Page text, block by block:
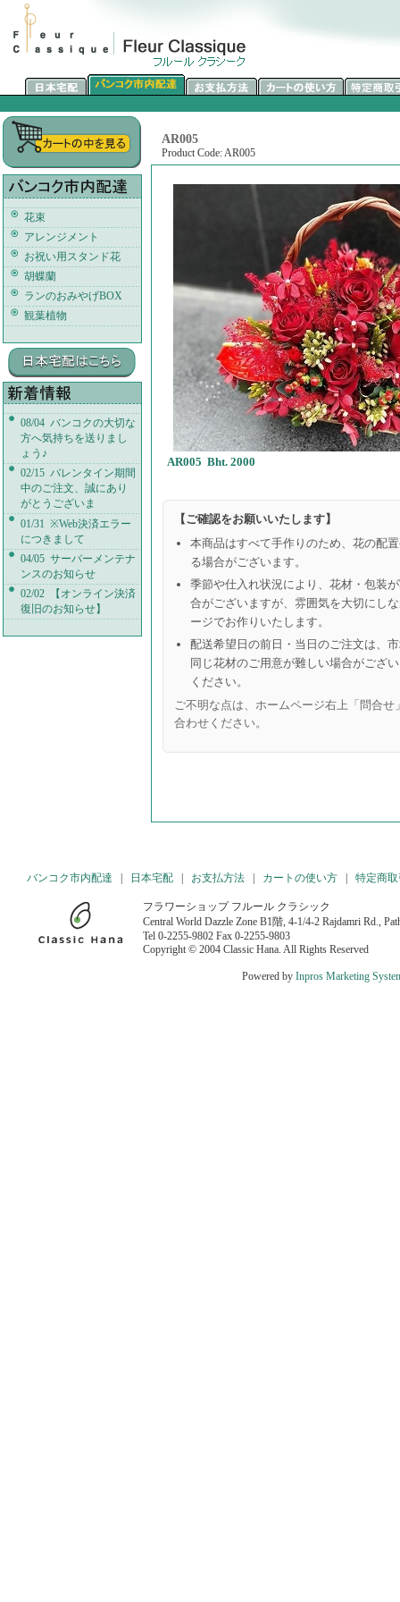
花束
アレンジメント
お祝い用スタンド花
胡蝶蘭
ランのおみやげBOX
観葉植物
08/04 バンコクの大切な
方へ気持ちを送りまし
ょう♪
02/15 バレンタイン期間
中のご注文、誠にあり
がとうございま
01/31 ※Web決済エラー
につきまして
04/05 サーバーメンテナ
ンスのお知らせ
02/02 【オンライン決済
復旧のお知らせ】
AR005
Product Code: AR005
AR005 Bht. 2000
【ご確認をお願いいたします】
本商品はすべて手作りのため、花の配
る場合がございます。
季節や仕入れ状況により、花材・包装
合がございますが、雰囲気を大切にし
ージでお作りいたします。
配送希望日の前日・当日のご注文は、
同じ花材のご用意が難しい場合がござ
ください。
ご不明な点は、ホームページ右上「問合せ
合わせください。
バンコク市内配達 日本宅配 お支払方法 カートの使い方 特定商
フラワーショップ フルール クラシック
Central World Dazzle Zone B1階, 4-1/4-2 Rajdamri Rd.,
Tel 0-2255-9802 Fax 0-2255-9803
Copyright © 2004 Classic Hana. All Rights Reserved
Powered by Inpros Marketing